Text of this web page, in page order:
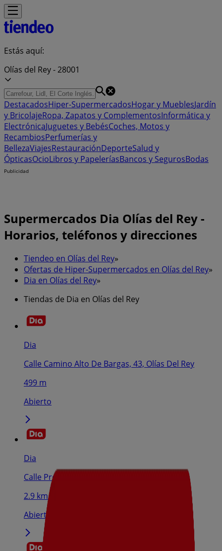
Estás aquí:
Olías del Rey - 28001
DestacadosHiper-SupermercadosHogar y MueblesJardín
y BricolajeRopa, Zapatos y ComplementosInformática y
ElectrónicaJuguetes y BebésCoches, Motos y
RecambiosPerfumerías y
BellezaViajesRestauraciónDeporteSalud y
ÓpticasOcioLibros y PapeleríasBancos y SegurosBodas
Publicidad
Supermercados Dia Olías del Rey -
Horarios, teléfonos y direcciones
Tiendeo en Olías del Rey»
Ofertas de Hiper-Supermercados en Olías del Rey»
Dia en Olías del Rey»
Tiendas de Dia en Olías del Rey
Dia
Calle Camino Alto De Bargas, 43, Olías Del Rey
499 m
Abierto
Dia
Calle Procesiones, 5, Bargas
2.9 km
Abierto